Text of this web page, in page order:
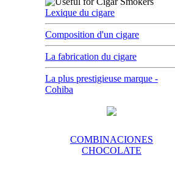
Lexique du cigare
Composition d'un cigare
La fabrication du cigare
La plus prestigieuse marque -
Cohiba
COMBINACIONES
CHOCOLATE